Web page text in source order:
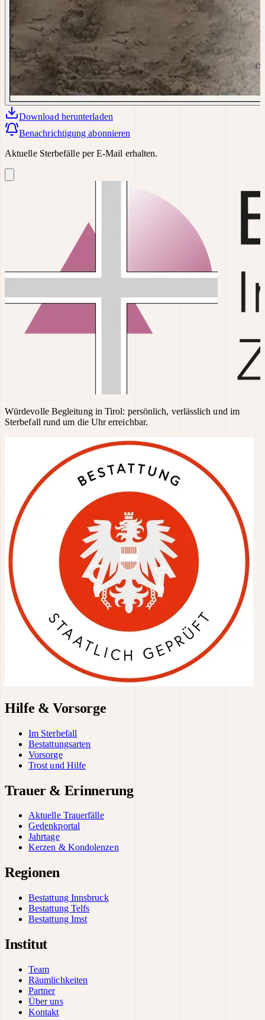
Download herunterladen
Benachrichtigung abonnieren
Aktuelle Sterbefälle per E-Mail erhalten.
Würdevolle Begleitung in Tirol: persönlich, verlässlich und im
Sterbefall rund um die Uhr erreichbar.
Hilfe & Vorsorge
Im Sterbefall
Bestattungsarten
Vorsorge
Trost und Hilfe
Trauer & Erinnerung
Aktuelle Trauerfälle
Gedenkportal
Jahrtage
Kerzen & Kondolenzen
Regionen
Bestattung Innsbruck
Bestattung Telfs
Bestattung Imst
Institut
Team
Räumlichkeiten
Partner
Über uns
Kontakt